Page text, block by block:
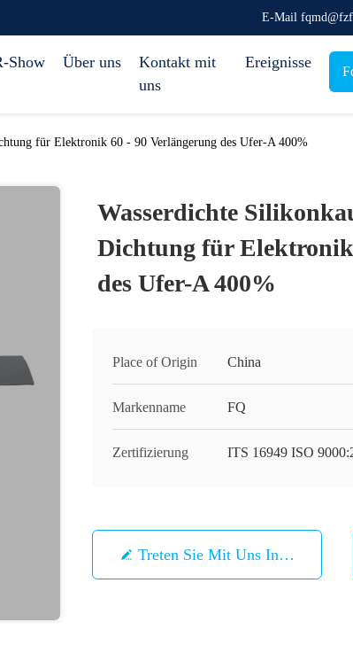
E-Mail
Show Über uns
Kontakt mit
uns
Ereignisse
für Elektronik 60 - 90 Verlängerung des Ufer-A 400%
Wasserdichte
Dichtung für
des Ufer-A 400%
Place of Origin China
Markenname FQ
Zertifizierung ITS 16949 ISO
Treten Sie Mit Uns In Verbindung